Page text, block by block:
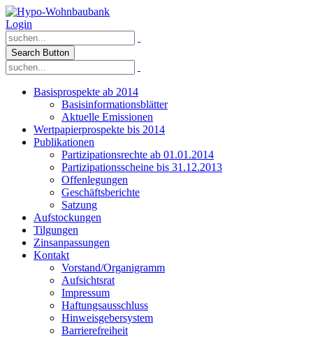
Login
Search Button
Basisprospekte ab 2014
Basisinformationsblätter
Aktuelle Emissionen
Wertpapierprospekte bis 2014
Publikationen
Partizipationsrechte ab 01.01.2014
Partizipationsscheine bis 31.12.2013
Offenlegungen
Geschäftsberichte
Satzung
Aufstockungen
Tilgungen
Zinsanpassungen
Kontakt
Vorstand/Organigramm
Aufsichtsrat
Impressum
Haftungsausschluss
Hinweisgebersystem
Barrierefreiheit